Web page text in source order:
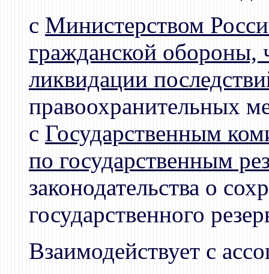
с Министерством
гражданской обороны,
ликвидации
правоохранительных
с Государственным
по государственным
законодательства о
государственного
Взаимодействует с